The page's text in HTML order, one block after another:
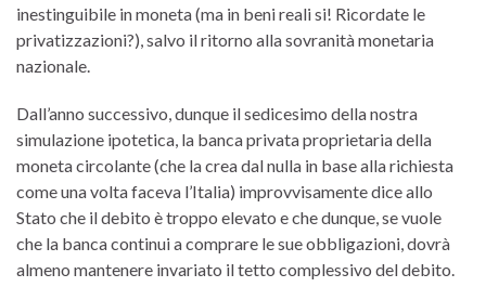
inestinguibile in moneta (ma in beni reali si! Ricordate le
privatizzazioni?), salvo il ritorno alla sovranità monetaria
nazionale.
Dall’anno successivo, dunque il sedicesimo della nostra
simulazione ipotetica, la banca privata proprietaria della
moneta circolante (che la crea dal nulla in base alla richiesta
come una volta faceva l’Italia) improvvisamente dice allo
Stato che il debito è troppo elevato e che dunque, se vuole
che la banca continui a comprare le sue obbligazioni, dovrà
almeno mantenere invariato il tetto complessivo del debito.